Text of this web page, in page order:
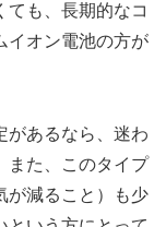
ても、長期的なコ
イオン電池の方が
があるなら、迷わ
また、このタイプ
が減ること）も少